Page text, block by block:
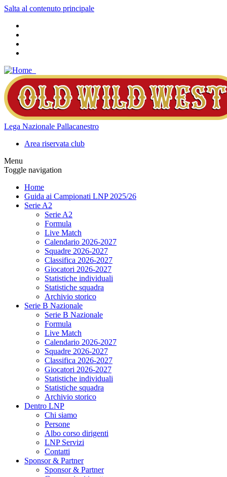
Salta al contenuto principale
Lega Nazionale Pallacanestro
Area riservata club
Menu
Toggle navigation
Home
Guida ai Campionati LNP 2025/26
Serie A2
Serie A2
Formula
Live Match
Calendario 2026-2027
Squadre 2026-2027
Classifica 2026-2027
Giocatori 2026-2027
Statistiche individuali
Statistiche squadra
Archivio storico
Serie B Nazionale
Serie B Nazionale
Formula
Live Match
Calendario 2026-2027
Squadre 2026-2027
Classifica 2026-2027
Giocatori 2026-2027
Statistiche individuali
Statistiche squadra
Archivio storico
Dentro LNP
Chi siamo
Persone
Albo corso dirigenti
LNP Servizi
Contatti
Sponsor & Partner
Sponsor & Partner